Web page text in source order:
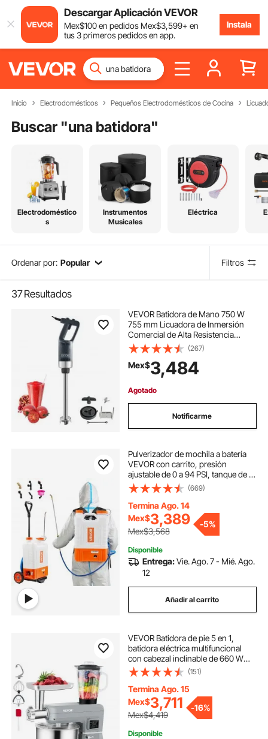
Descargar Aplicación VEVOR
Mex$100en pedidos Mex$3,599+ en
tus 3 primeros pedidos en app.
Instala
Inicio Electrodomésticos Pequeños Electrodomésticos de Cocina
Buscar "una batidora"
Electrodoméstico
s
Instrumentos
Musicales
Eléctrica
Ordenar por: Popular Filtros
37Resultados
VEVOR Batidora de Mano 750 W
755 mm Licuadora de Inmersión
Comercial de Alta Resistencia
Velocidad Variable Hoja de Acero
Inoxidable Batidora Portátil Versátil
para Sopa Batido Puré Comida para
(267)
Mex$3,484
Agotado
Notificarme
Pulverizador de mochila a batería
VEVOR con carrito, presión
ajustable de 0 a 94 PSI, tanque de 4
galones con ruedas, 8 boquillas y 2
lanzas, batería de 12 V y 7,2 Ah,
tapa de boca ancha para
deshierbar, pulverizar y limpiar.
(669)
Termina Ago. 14
Mex$3,389
Mex$3,568
-5%
Disponible
Entrega:Vie. Ago. 7 - Mié. Ago.
12
Añadir al carrito
VEVOR Batidora de pie 5 en 1,
batidora eléctrica multifuncional
con cabezal inclinable de 660 W
con pantalla LCD de 6 velocidades,
tazón de acero inoxidable de 7,4
cuartos, gancho para masa, batidor
plano, batidor, raspador, picadora
de carne, taza de jugo - Gris
(151)
Termina Ago. 15
Mex$3,711
Mex$4,419
-16%
Disponible